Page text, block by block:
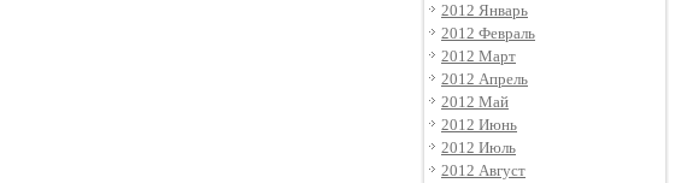
2012 Январь
2012 Февраль
2012 Март
2012 Апрель
2012 Май
2012 Июнь
2012 Июль
2012 Август